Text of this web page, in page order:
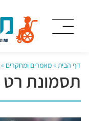
דף הבית »מאמרים ומחקרים »
תסמונת רט Rett Syndrome